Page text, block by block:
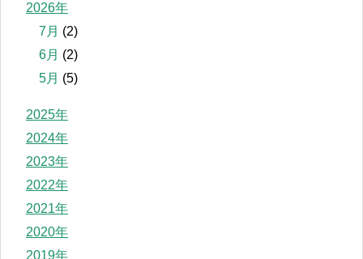
2026年
7月 (2)
6月 (2)
5月 (5)
2025年
2024年
2023年
2022年
2021年
2020年
2019年